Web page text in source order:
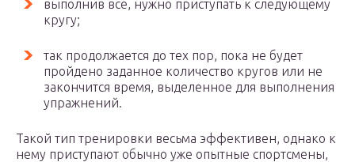
выполнив все, нужно приступать к следующему
кругу;
так продолжается до тех пор, пока не будет
пройдено заданное количество кругов или не
закончится время, выделенное для выполнения
упражнений.
Такой тип тренировки весьма эффективен, однако к
нему приступают обычно уже опытные спортсмены,